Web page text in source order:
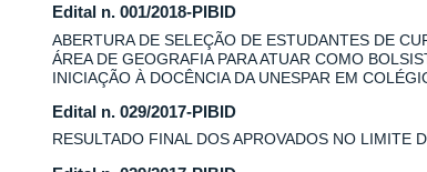
Edital n. 001/2018-PIBID
ABERTURA DE SELEÇÃO DE ESTUDANTES DE
ÁREA DE GEOGRAFIA PARA ATUAR COMO
INICIAÇÃO À DOCÊNCIA DA UNESPAR EM
Edital n. 029/2017-PIBID
RESULTADO FINAL DOS APROVADOS NO LIMITE